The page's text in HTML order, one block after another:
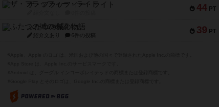
44 PT
ザ・フラッフィー・ライト
39 PT
ふたつの城の物語
紹介文あり 6件の投稿